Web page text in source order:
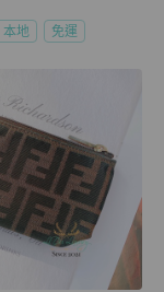
本地 免運